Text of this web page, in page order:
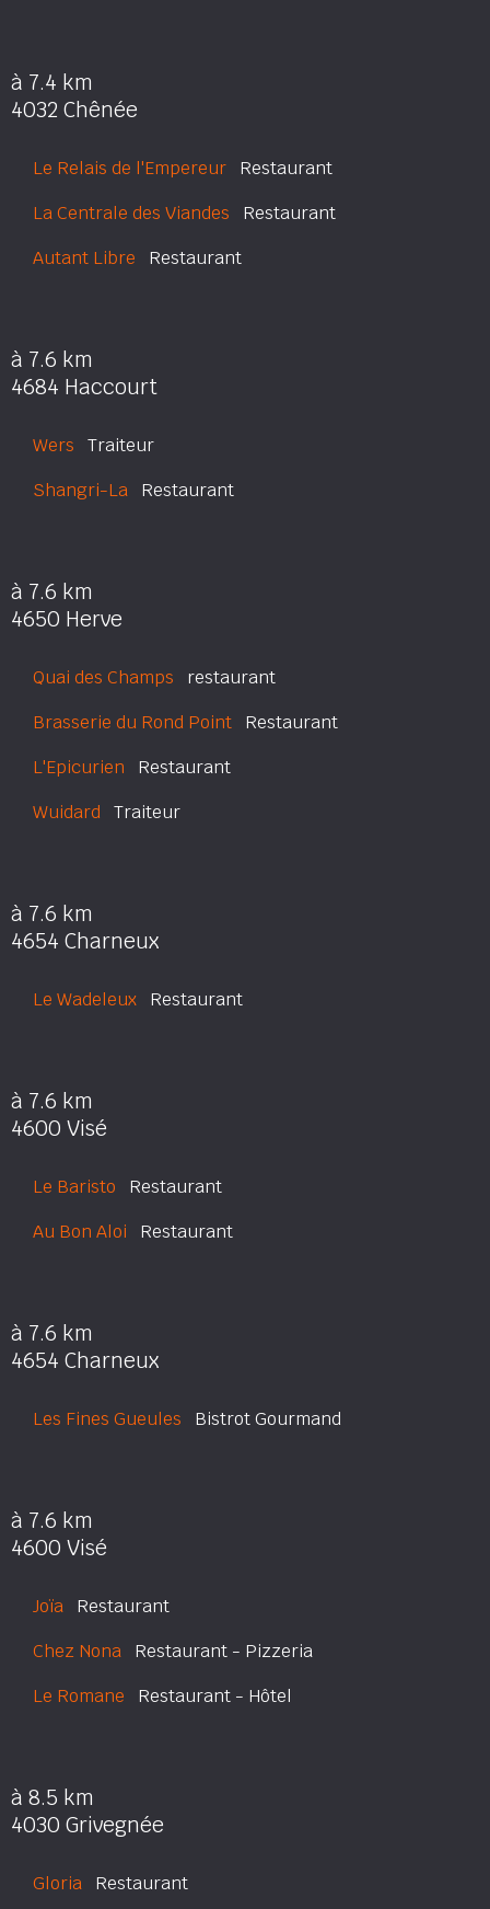
à 7.4 km
4032 Chênée
Le Relais de l'Empereur Restaurant
La Centrale des Viandes Restaurant
Autant Libre Restaurant
à 7.6 km
4684 Haccourt
Wers Traiteur
Shangri-La Restaurant
à 7.6 km
4650 Herve
Quai des Champs restaurant
Brasserie du Rond Point Restaurant
L'Epicurien Restaurant
Wuidard Traiteur
à 7.6 km
4654 Charneux
Le Wadeleux Restaurant
à 7.6 km
4600 Visé
Le Baristo Restaurant
Au Bon Aloi Restaurant
à 7.6 km
4654 Charneux
Les Fines Gueules Bistrot Gourmand
à 7.6 km
4600 Visé
Joïa Restaurant
Chez Nona Restaurant - Pizzeria
Le Romane Restaurant - Hôtel
à 8.5 km
4030 Grivegnée
Gloria Restaurant